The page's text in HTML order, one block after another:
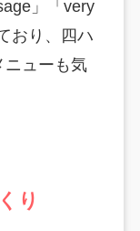
」「very
おり、四ハ
ニューも気
り